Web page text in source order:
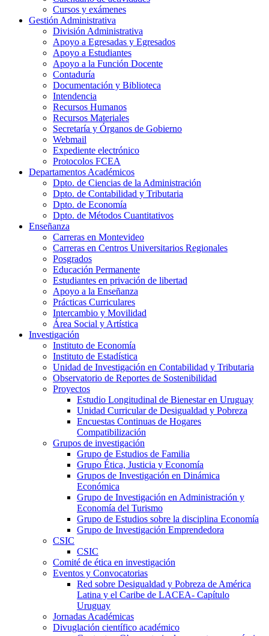
Cursos y exámenes
Gestión Administrativa
División Administrativa
Apoyo a Egresadas y Egresados
Apoyo a Estudiantes
Apoyo a la Función Docente
Contaduría
Documentación y Biblioteca
Intendencia
Recursos Humanos
Recursos Materiales
Secretaría y Órganos de Gobierno
Webmail
Expediente electrónico
Protocolos FCEA
Departamentos Académicos
Dpto. de Ciencias de la Administración
Dpto. de Contabilidad y Tributaria
Dpto. de Economía
Dpto. de Métodos Cuantitativos
Enseñanza
Carreras en Montevideo
Carreras en Centros Universitarios Regionales
Posgrados
Educación Permanente
Estudiantes en privación de libertad
Apoyo a la Enseñanza
Prácticas Curriculares
Intercambio y Movilidad
Área Social y Artística
Investigación
Instituto de Economía
Instituto de Estadística
Unidad de Investigación en Contabilidad y Tributaria
Observatorio de Reportes de Sostenibilidad
Proyectos
Estudio Longitudinal de Bienestar en Uruguay
Unidad Curricular de Desigualdad y Pobreza
Encuestas Continuas de Hogares
Compatibilización
Grupos de investigación
Grupo de Estudios de Familia
Grupo Ética, Justicia y Economía
Grupos de Investigación en Dinámica
Económica
Grupo de Investigación en Administración y
Economía del Turismo
Grupo de Estudios sobre la disciplina Economía
Grupo de Investigación Emprendedora
CSIC
CSIC
Comité de ética en investigación
Eventos y Convocatorias
Red sobre Desigualdad y Pobreza de América
Latina y el Caribe de LACEA- Capítulo
Uruguay
Jornadas Académicas
Divuglación científico académico